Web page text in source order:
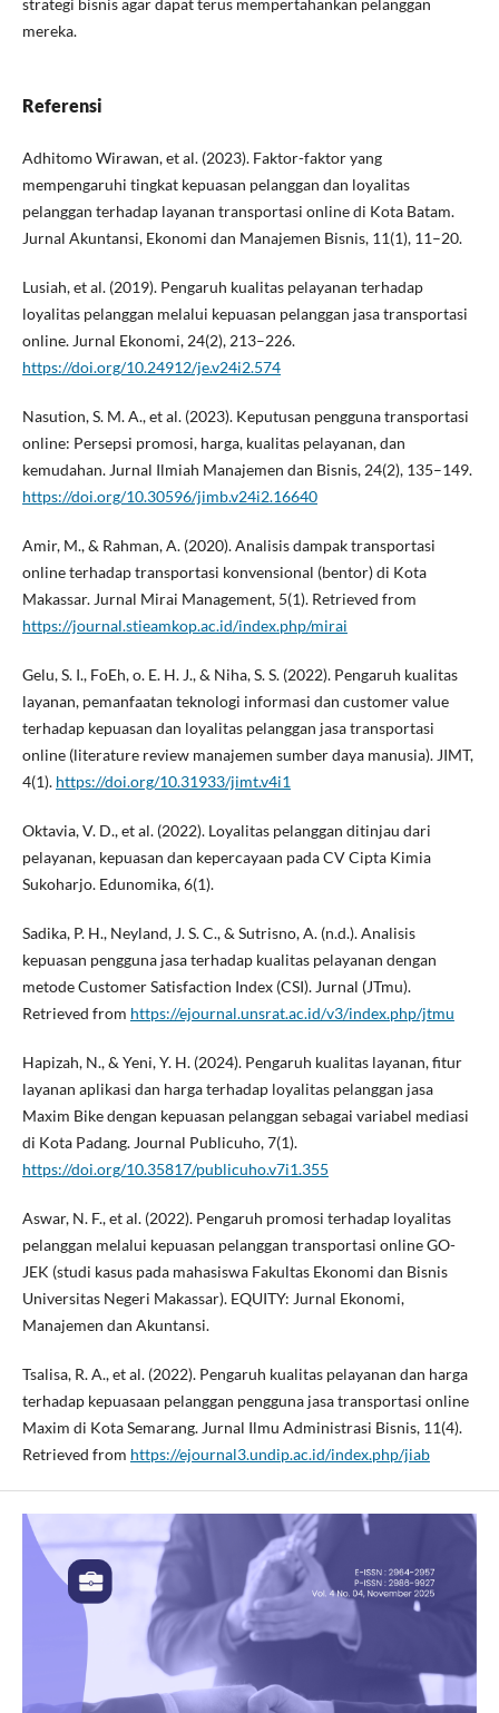
strategi bisnis agar dapat terus mempertahankan pelanggan
mereka.
Referensi
Adhitomo Wirawan, et al. (2023). Faktor-faktor yang
mempengaruhi tingkat kepuasan pelanggan dan loyalitas
pelanggan terhadap layanan transportasi online di Kota Batam.
Jurnal Akuntansi, Ekonomi dan Manajemen Bisnis, 11(1), 11–20.
Lusiah, et al. (2019). Pengaruh kualitas pelayanan terhadap
loyalitas pelanggan melalui kepuasan pelanggan jasa transportasi
online. Jurnal Ekonomi, 24(2), 213–226.
https://doi.org/10.24912/je.v24i2.574
Nasution, S. M. A., et al. (2023). Keputusan pengguna transportasi
online: Persepsi promosi, harga, kualitas pelayanan, dan
kemudahan. Jurnal Ilmiah Manajemen dan Bisnis, 24(2), 135–149.
https://doi.org/10.30596/jimb.v24i2.16640
Amir, M., & Rahman, A. (2020). Analisis dampak transportasi
online terhadap transportasi konvensional (bentor) di Kota
Makassar. Jurnal Mirai Management, 5(1). Retrieved from
https://journal.stieamkop.ac.id/index.php/mirai
Gelu, S. I., FoEh, o. E. H. J., & Niha, S. S. (2022). Pengaruh kualitas
layanan, pemanfaatan teknologi informasi dan customer value
terhadap kepuasan dan loyalitas pelanggan jasa transportasi
online (literature review manajemen sumber daya manusia). JIMT,
4(1). https://doi.org/10.31933/jimt.v4i1
Oktavia, V. D., et al. (2022). Loyalitas pelanggan ditinjau dari
pelayanan, kepuasan dan kepercayaan pada CV Cipta Kimia
Sukoharjo. Edunomika, 6(1).
Sadika, P. H., Neyland, J. S. C., & Sutrisno, A. (n.d.). Analisis
kepuasan pengguna jasa terhadap kualitas pelayanan dengan
metode Customer Satisfaction Index (CSI). Jurnal (JTmu).
Retrieved from https://ejournal.unsrat.ac.id/v3/index.php/jtmu
Hapizah, N., & Yeni, Y. H. (2024). Pengaruh kualitas layanan, fitur
layanan aplikasi dan harga terhadap loyalitas pelanggan jasa
Maxim Bike dengan kepuasan pelanggan sebagai variabel mediasi
di Kota Padang. Journal Publicuho, 7(1).
https://doi.org/10.35817/publicuho.v7i1.355
Aswar, N. F., et al. (2022). Pengaruh promosi terhadap loyalitas
pelanggan melalui kepuasan pelanggan transportasi online GO-
JEK (studi kasus pada mahasiswa Fakultas Ekonomi dan Bisnis
Universitas Negeri Makassar). EQUITY: Jurnal Ekonomi,
Manajemen dan Akuntansi.
Tsalisa, R. A., et al. (2022). Pengaruh kualitas pelayanan dan harga
terhadap kepuasaan pelanggan pengguna jasa transportasi online
Maxim di Kota Semarang. Jurnal Ilmu Administrasi Bisnis, 11(4).
Retrieved from https://ejournal3.undip.ac.id/index.php/jiab